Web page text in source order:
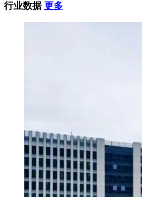
行业数据更多